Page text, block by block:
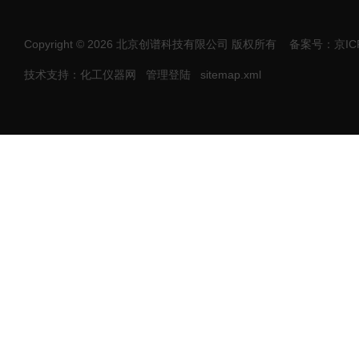
Copyright © 2026 北京创谱科技有限公司 版权所有 备案号：京
技术支持：化工仪器网 管理登陆 sitemap.xml